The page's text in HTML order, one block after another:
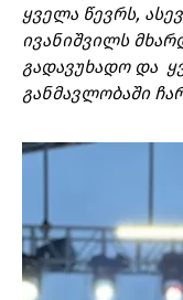
ყველა წევრს,
ივანიშვილს
გადავუხადო და
განმავლობაში